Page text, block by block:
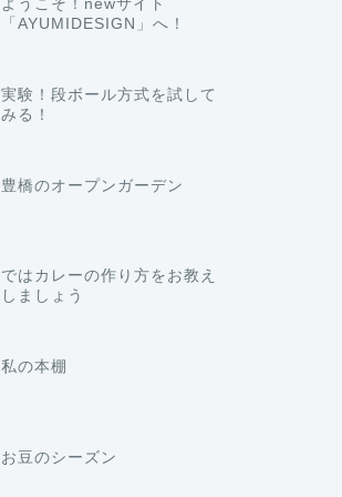
ようこそ！newサイト
「AYUMIDESIGN」へ！
実験！段ボール方式を試して
みる！
豊橋のオープンガーデン
ではカレーの作り方をお教え
しましょう
私の本棚
お豆のシーズン